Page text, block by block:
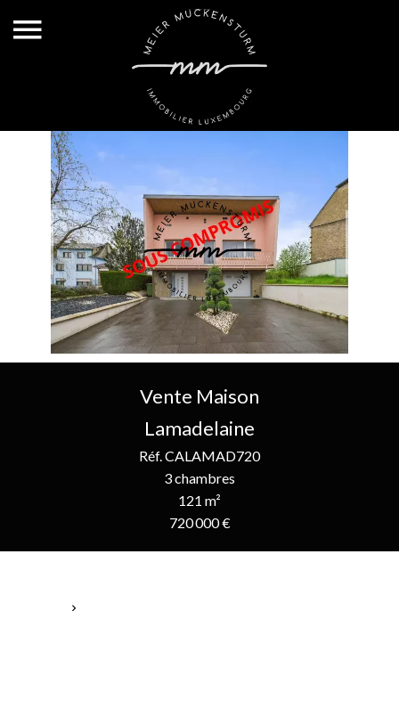
Vente Maison
Lamadelaine
Réf. CALAMAD720
3 chambres
121 m²
720 000 €